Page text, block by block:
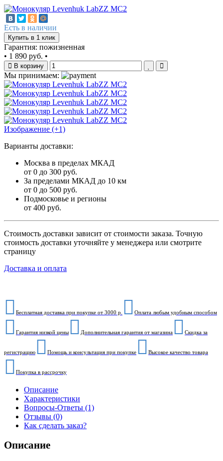
Есть в наличии
Купить в 1 клик
Гарантия: пожизненная
• 1 890 руб. •
В корзину
Мы принимаем:
Изображение (+1)
Варианты доставки:
Москва в пределах МКАД
от 0 до 300 руб.
За пределами МКАД до 10 км
от 0 до 500 руб.
Подмосковье и регионы
от 400 руб.
Стоимость доставки зависит от стоимости заказа. Точную
стоимость доставки уточняйте у менеджера или смотрите
страницу
Доставка и оплата
Бесплатная доставка при покупке от 3000 р. Оплата любым удобным способом
Гарантия низкой цены Дополнительная гарантия от магазина Скидка за
регистрацию Помощь и консультация при покупке Высокое качество товара
Покупка в рассрочку
Описание
Характеристики
Вопросы-Ответы (1)
Отзывы (0)
Как сделать заказ?
Описание